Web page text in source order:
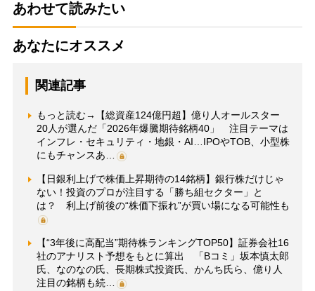
あわせて読みたい
あなたにオススメ
関連記事
もっと読む→【総資産124億円超】億り人オールスター
20人が選んだ「2026年爆騰期待銘柄40」 注目テーマは
インフレ・セキュリティ・地銀・AI…IPOやTOB、小型株
にもチャンスあ…
【日銀利上げで株価上昇期待の14銘柄】銀行株だけじゃ
ない！投資のプロが注目する「勝ち組セクター」と
は？ 利上げ前後の“株価下振れ”が買い場になる可能性も
【“3年後に高配当”期待株ランキングTOP50】証券会社16
社のアナリスト予想をもとに算出 「Bコミ」坂本慎太郎
氏、なのなの氏、長期株式投資氏、かんち氏ら、億り人
注目の銘柄も続…